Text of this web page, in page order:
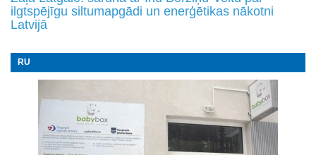
ilgtspējīgu siltumapgādi un enerģētikas nākotni
Latvijā
RU